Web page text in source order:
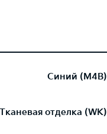
Синий (M4B)
отделка (WK)